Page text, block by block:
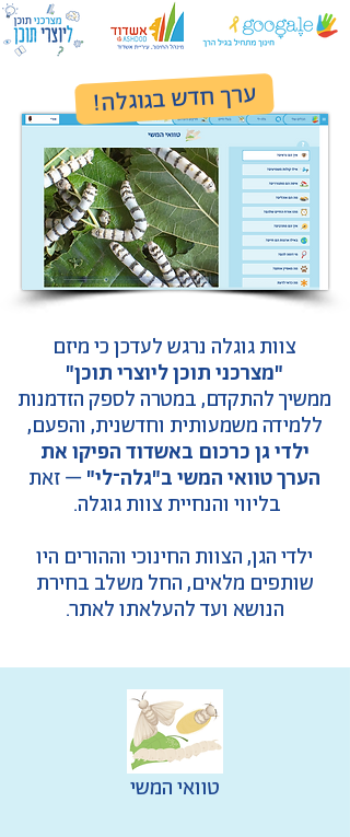
!ערך חדש בגוגלה
צוות גוגלה נרגש לעדכן כי מיזם
"מצרכני תוכן ליוצרי תוכן"
ממשיך להתקדם, במטרה לספק הזדמנות
ללמידה משמעותית וחדשנית, והפעם,
ילדי גן כרכום באשדוד הפיקו את
הערךטוואי המשי ב"גלה־לי"– זאת
בליווי והנחיית צוות גוגלה.
ילדי הגן, הצוות החינוכי וההורים היו
שותפים מלאים, החל משלב בחירת
הנושא ועד להעלאתו לאתר.
טוואי המשי